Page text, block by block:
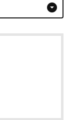
arrow_drop_down_circle